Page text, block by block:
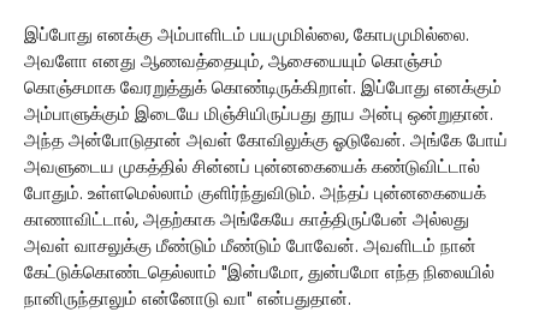
இப்போது எனக்கு அம்பாளிடம் பயமுமில்லை, கோபமுமில்லை.
அவளோ எனது ஆணவத்தையும், ஆசையையும் கொஞ்சம்
கொஞ்சமாக வேரறுத்துக் கொண்டிருக்கிறாள். இப்போது எனக்கும்
அம்பாளுக்கும் இடையே மிஞ்சியிருப்பது தூய அன்பு ஒன்றுதான்.
அந்த அன்போடுதான் அவள் கோவிலுக்கு ஓடுவேன். அங்கே போய்
அவளுடைய முகத்தில் சின்னப் புன்னகையைக் கண்டுவிட்டால்
போதும். உள்ளமெல்லாம் குளிர்ந்துவிடும். அந்தப் புன்னகையைக்
காணாவிட்டால், அதற்காக அங்கேயே காத்திருப்பேன் அல்லது
அவள் வாசலுக்கு மீண்டும் மீண்டும் போவேன். அவளிடம் நான்
கேட்டுக்கொண்டதெல்லாம் "இன்பமோ, துன்பமோ எந்த நிலையில்
நானிருந்தாலும் என்னோடு வா" என்பதுதான்.